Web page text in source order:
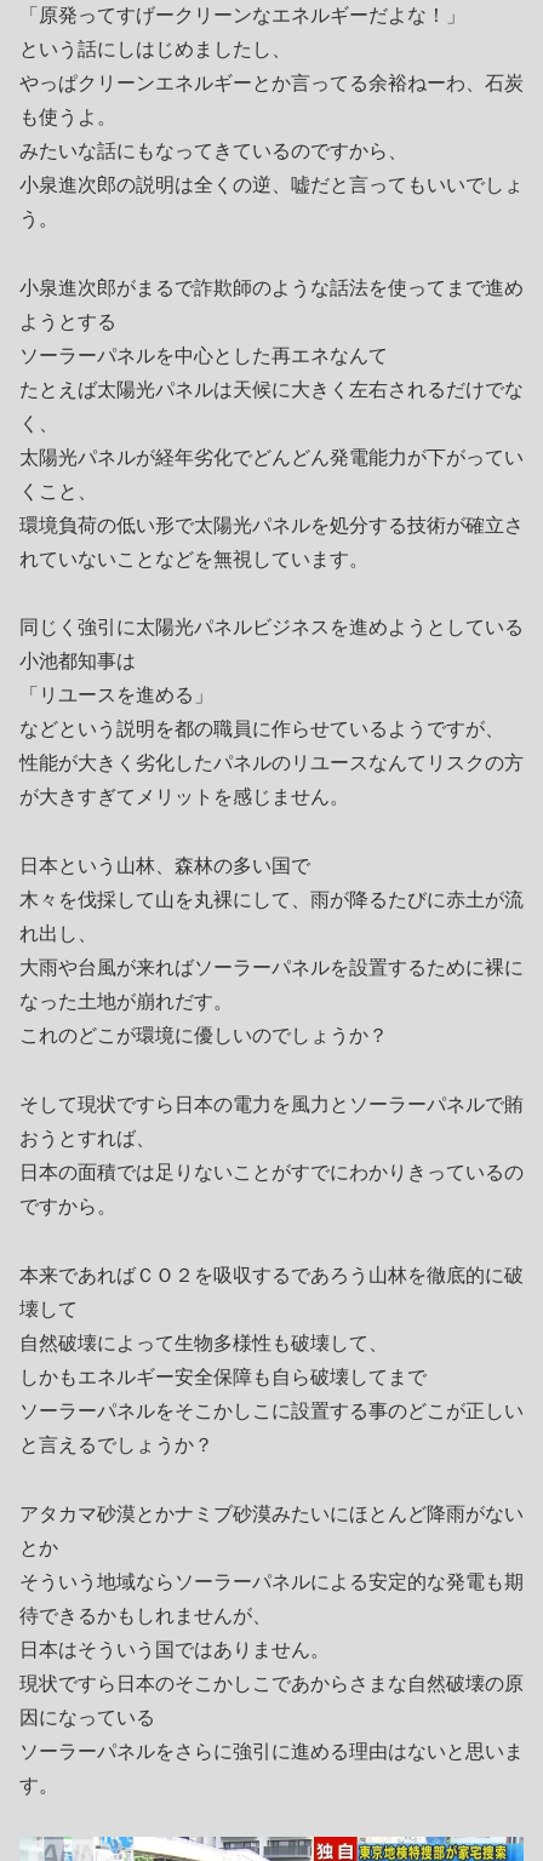
「原発ってすげークリーンなエネルギーだよな！」
という話にしはじめましたし、
やっぱクリーンエネルギーとか言ってる余裕ねーわ、石炭
も使うよ。
みたいな話にもなってきているのですから、
小泉進次郎の説明は全くの逆、嘘だと言ってもいいでしょ
う。
小泉進次郎がまるで詐欺師のような話法を使ってまで進め
ようとする
ソーラーパネルを中心とした再エネなんて
たとえば太陽光パネルは天候に大きく左右されるだけでな
く、
太陽光パネルが経年劣化でどんどん発電能力が下がってい
くこと、
環境負荷の低い形で太陽光パネルを処分する技術が確立さ
れていないことなどを無視しています。
同じく強引に太陽光パネルビジネスを進めようとしている
小池都知事は
「リユースを進める」
などという説明を都の職員に作らせているようですが、
性能が大きく劣化したパネルのリユースなんてリスクの方
が大きすぎてメリットを感じません。
日本という山林、森林の多い国で
木々を伐採して山を丸裸にして、雨が降るたびに赤土が流
れ出し、
大雨や台風が来ればソーラーパネルを設置するために裸に
なった土地が崩れだす。
これのどこが環境に優しいのでしょうか？
そして現状ですら日本の電力を風力とソーラーパネルで賄
おうとすれば、
日本の面積では足りないことがすでにわかりきっているの
ですから。
本来であればＣＯ２を吸収するであろう山林を徹底的に破
壊して
自然破壊によって生物多様性も破壊して、
しかもエネルギー安全保障も自ら破壊してまで
ソーラーパネルをそこかしこに設置する事のどこが正しい
と言えるでしょうか？
アタカマ砂漠とかナミブ砂漠みたいにほとんど降雨がない
とか
そういう地域ならソーラーパネルによる安定的な発電も期
待できるかもしれませんが、
日本はそういう国ではありません。
現状ですら日本のそこかしこであからさまな自然破壊の原
因になっている
ソーラーパネルをさらに強引に進める理由はないと思いま
す。